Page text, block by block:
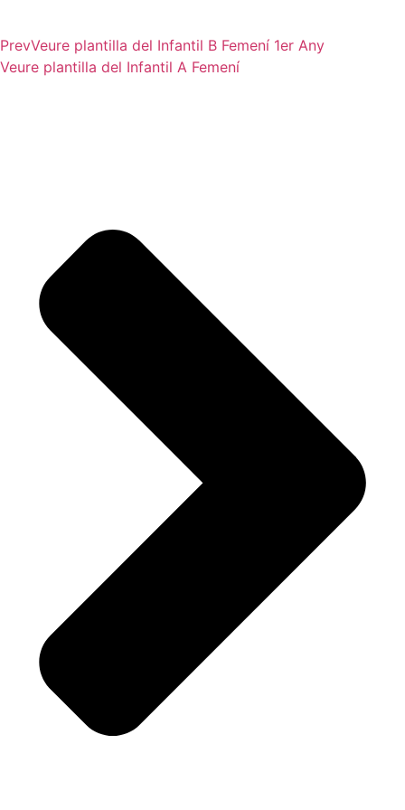
PrevVeure plantilla del Infantil B Femení 1er Any
Veure plantilla del Infantil A Femení